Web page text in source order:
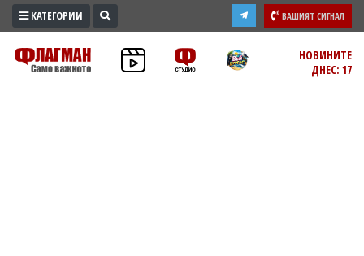
ПРОМО
ЗОНА
КАТЕГОРИИ ВАШИЯТ СИГНАЛ
НОВИНИТЕ
ДНЕС: 17